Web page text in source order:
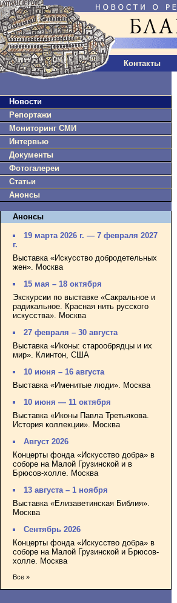
Контакты
Новости
Репортажи
Мониторинг СМИ
Интервью
Документы
Фотогалереи
Статьи
Анонсы
Анонсы
19 марта 2026 г. — 7 февраля 2027
г.
Выставка «Искусство добродетельных
жен». Москва
15 мая – 18 октября
Экскурсии по выставке «Сакральное и
радикальное. Красная нить русского
искусства». Москва
27 февраля – 30 августа
Выставка «Иконы: старообрядцы и их
мир». Клинтон, США
10 июня – 16 августа
Выставка «Именитые люди». Москва
10 июня — 11 октября
Выставка «Иконы Павла Третьякова.
История коллекции». Москва
Август 2026
Концерты фонда «Искусство добра» в
соборе на Малой Грузинской и в
Брюсов-холле. Москва
13 августа – 1 ноября
Выставка «Елизаветинская Библия».
Москва
Сентябрь 2026
Концерты фонда «Искусство добра» в
соборе на Малой Грузинской и Брюсов-
холле. Москва
Все »